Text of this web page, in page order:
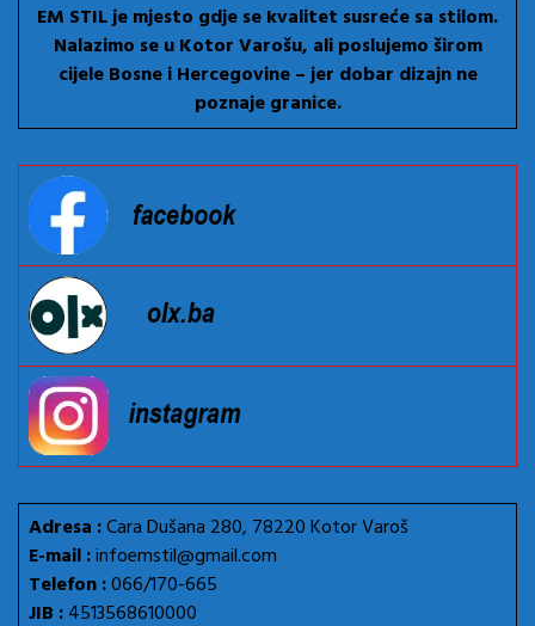
EM STIL je mjesto gdje se kvalitet susreće sa stilom.
Nalazimo se u Kotor Varošu, ali poslujemo širom
cijele Bosne i Hercegovine – jer dobar dizajn ne
poznaje granice.
Adresa :Cara Dušana 280, 78220 Kotor Varoš
E-mail :infoemstil@gmail.com
Telefon :066/170-665
JIB :4513568610000